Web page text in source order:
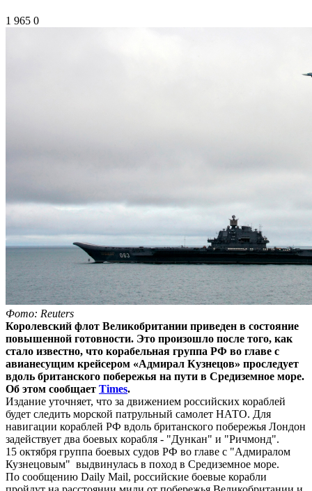
1 965 0
Фото: Reuters
Королевский флот Великобритании приведен в состояние
повышенной готовности. Это произошло после того, как
стало известно, что корабельная группа РФ во главе с
авианесущим крейсером «Адмирал Кузнецов» проследует
вдоль британского побережья на пути в Средиземное море.
Об этом сообщает Times.
Издание уточняет, что за движением российских кораблей
будет следить морской патрульный самолет НАТО. Для
навигации кораблей РФ вдоль британского побережья Лондон
задействует два боевых корабля - "Дункан" и "Ричмонд".
15 октября группа боевых судов РФ во главе с "Адмиралом
Кузнецовым" выдвинулась в поход в Средиземное море.
По сообщению Daily Mail, российские боевые корабли